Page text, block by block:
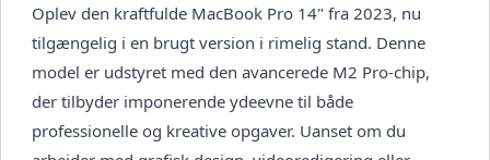
Oplev den kraftfulde MacBook Pro 14" fra 2023, nu
tilgængelig i en brugt version i rimelig stand. Denne
model er udstyret med den avancerede M2 Pro-chip,
der tilbyder imponerende ydeevne til både
professionelle og kreative opgaver. Uanset om du